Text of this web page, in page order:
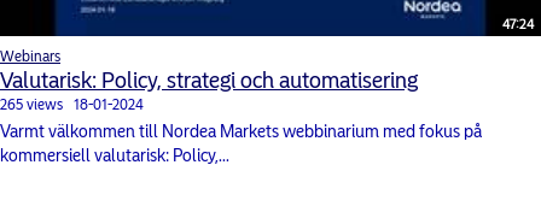
47:24
Webinars
Valutarisk: Policy, strategi och automatisering
265 views 18-01-2024
Varmt välkommen till Nordea Markets webbinarium med fokus på
kommersiell valutarisk: Policy,...